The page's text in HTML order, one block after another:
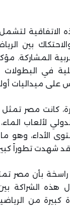
بين
المشاركة.
في البطولات
ميداليات
كانت مصر
لألعاب
الأداء،
شهدت تطوراً
بأن مصر
الشراكة بين
من